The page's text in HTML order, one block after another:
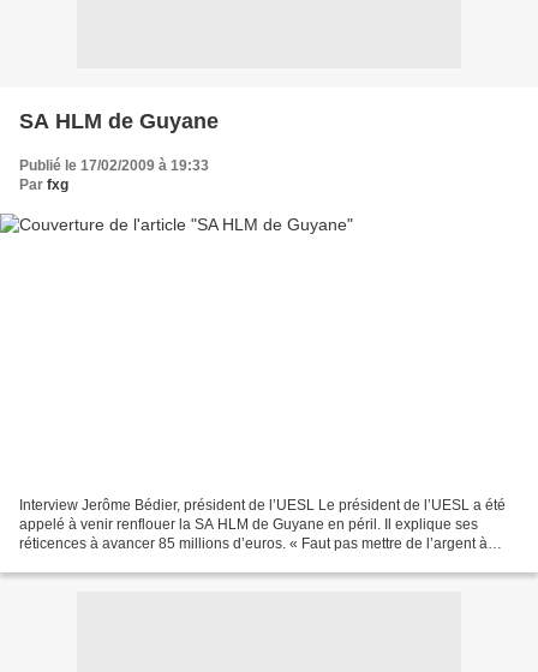
SA HLM de Guyane
Publié le 17/02/2009 à 19:33
Par fxg
Interview Jerôme Bédier, président de l’UESL Le président de l’UESL a été
appelé à venir renflouer la SA HLM de Guyane en péril. Il explique ses
réticences à avancer 85 millions d’euros. « Faut pas mettre de l’argent à